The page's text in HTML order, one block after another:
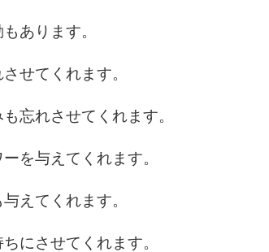
あります。
せてくれます。
忘れさせてくれます。
を与えてくれます。
えてくれます。
にさせてくれます。